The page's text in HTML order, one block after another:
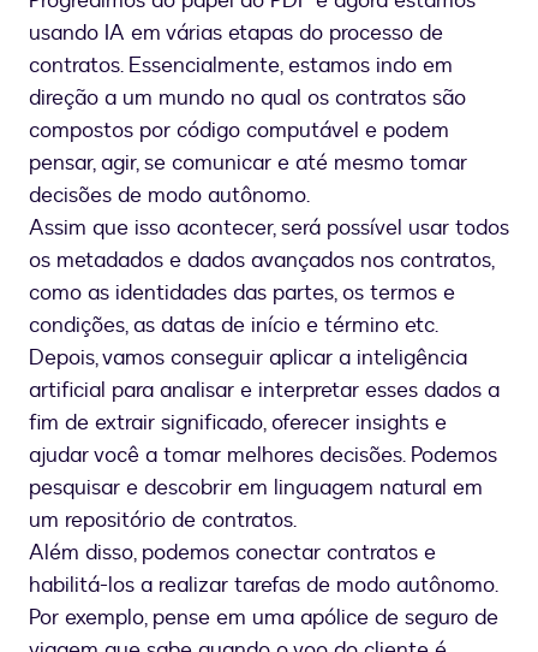
usando IA em várias etapas do processo de
contratos. Essencialmente, estamos indo em
direção a um mundo no qual os contratos são
compostos por código computável e podem
pensar, agir, se comunicar e até mesmo tomar
decisões de modo autônomo.
Assim que isso acontecer, será possível usar todos
os metadados e dados avançados nos contratos,
como as identidades das partes, os termos e
condições, as datas de início e término etc.
Depois, vamos conseguir aplicar a inteligência
artificial para analisar e interpretar esses dados a
fim de extrair significado, oferecer insights e
ajudar você a tomar melhores decisões. Podemos
pesquisar e descobrir em linguagem natural em
um repositório de contratos.
Além disso, podemos conectar contratos e
habilitá-los a realizar tarefas de modo autônomo.
Por exemplo, pense em uma apólice de seguro de